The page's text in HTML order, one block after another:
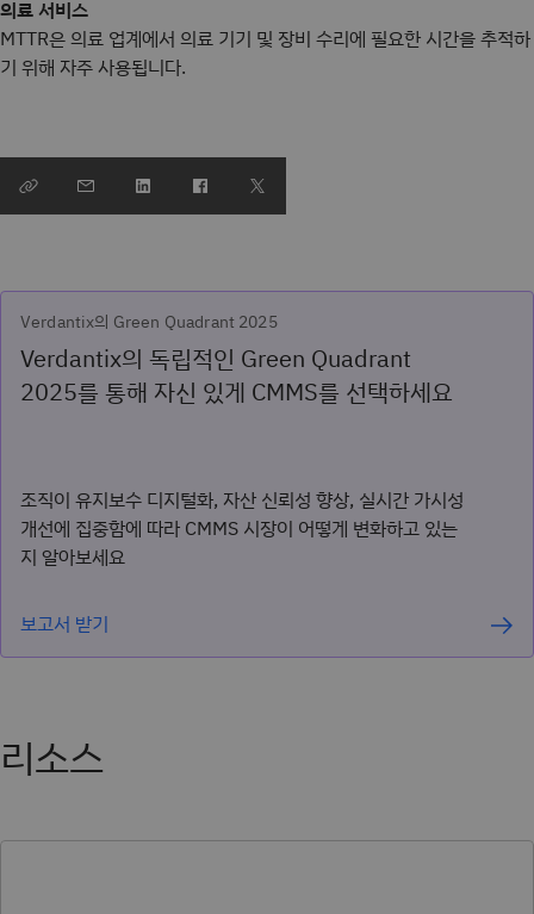
의료 서비스
MTTR은 의료 업계에서 의료 기기 및 장비 수리에 필요한 시간을 추적하
기 위해 자주 사용됩니다.
Verdantix의 Green Quadrant 2025
Verdantix의 독립적인 Green Quadrant
2025를 통해 자신 있게 CMMS를 선택하세요
조직이 유지보수 디지털화, 자산 신뢰성 향상, 실시간 가시성
개선에 집중함에 따라 CMMS 시장이 어떻게 변화하고 있는
지 알아보세요
보고서 받기
리소스